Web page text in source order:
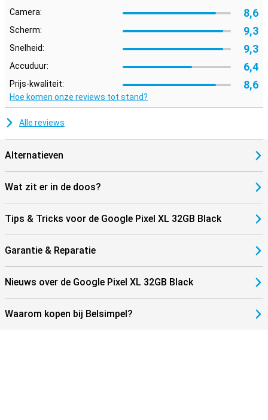
Camera: 8,6
Scherm: 9,3
Snelheid: 9,3
Accuduur: 6,4
Prijs-kwaliteit: 8,6
Hoe komen onze reviews tot stand?
Alle reviews
Alternatieven
Wat zit er in de doos?
Tips & Tricks voor de Google Pixel XL 32GB Black
Garantie & Reparatie
Nieuws over de Google Pixel XL 32GB Black
Waarom kopen bij Belsimpel?